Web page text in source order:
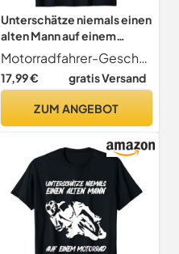
Unterschätze niemals einen
alten Mann auf einem
Motorrad T-Shirt
Motorradfahrer-Geschenk für einen Biker-Opa
17,99 € gratis Versand
ZUM ANGEBOT